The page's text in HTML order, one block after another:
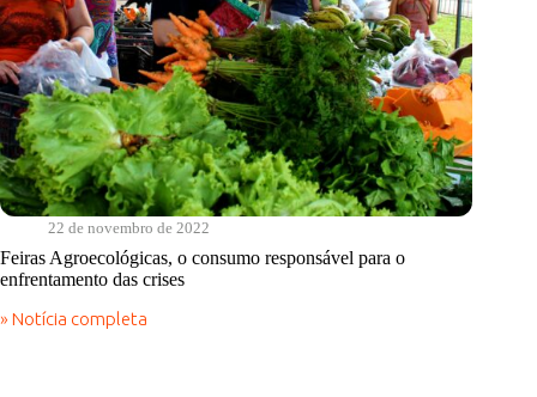
22 de novembro de 2022
Feiras Agroecológicas, o consumo responsável para o
enfrentamento das crises
» Notícia completa
Feiras